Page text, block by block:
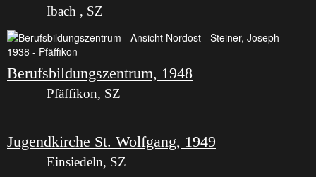
Ibach , SZ
Berufsbildungszentrum, 1948
Pfäffikon, SZ
Jugendkirche St. Wolfgang, 1949
Einsiedeln, SZ